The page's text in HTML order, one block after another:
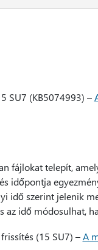
SU7 (KB5074993) –
fájlokat telepít,
időpontja
idő szerint jelenik
idő módosulhat,
(15 SU7) –A